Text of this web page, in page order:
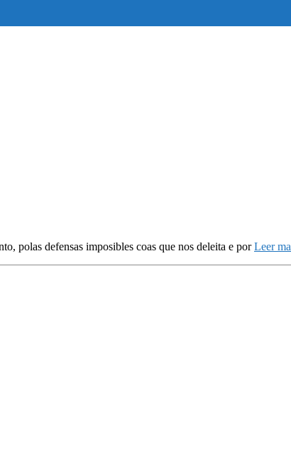
polas defensas imposibles coas que nos deleita e porLeer